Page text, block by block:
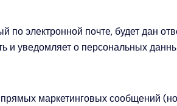
электронной почте, будет дан
и уведомляет о персональных
маркетинговых сообщений